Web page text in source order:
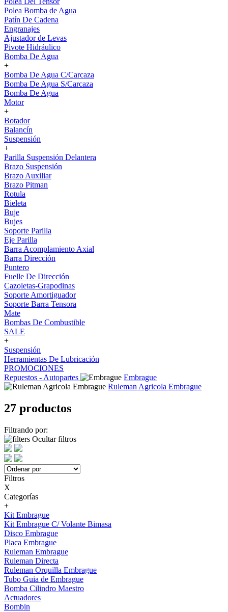
Polea Bomba de Agua
Patín De Cadena
Engranajes
Ajustador de Levas
Pivote Hidráulico
Bomba De Agua
+
Bomba De Agua C/Carcaza
Bomba De Agua S/Carcaza
Bomba De Agua
Motor
+
Botador
Balancín
Suspensión
+
Parilla Suspensión Delantera
Brazo Suspensión
Brazo Auxiliar
Brazo Pitman
Rotula
Bieleta
Buje
Bujes
Soporte Parilla
Eje Parilla
Barra Acomplamiento Axial
Barra Dirección
Puntero
Fuelle De Dirección
Cazoletas-Grapodinas
Soporte Amortiguador
Soporte Barra Tensora
Mate
Bombas De Combustible
SALE
+
Suspensión
Herramientas De Lubricación
PROMOCIONES
Repuestos - Autopartes
Embrague
Ruleman Agricola Embrague
27 productos
Filtrando por:
Ocultar filtros
Filtros
X
Categorías
+
Kit Embrague
Kit Embrague C/ Volante Bimasa
Disco Embrague
Placa Embrague
Ruleman Embrague
Ruleman Directa
Ruleman Orquilla Embrague
Tubo Guia de Embrague
Bomba Cilindro Maestro
Actuadores
Bombin